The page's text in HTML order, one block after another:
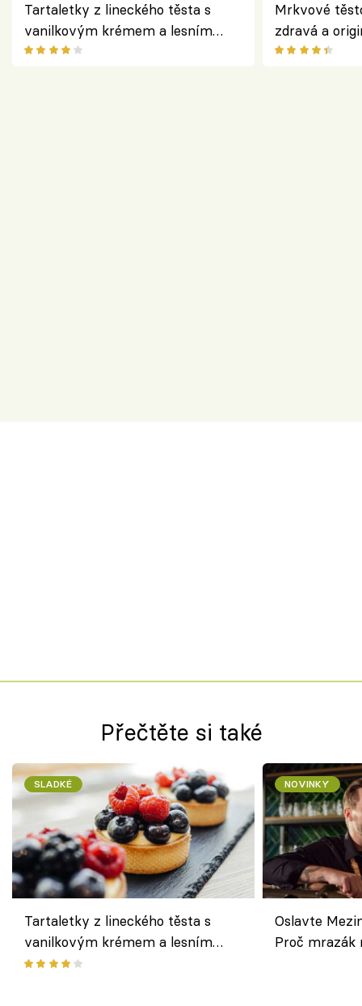
Tartaletky z lineckého těsta s
vanilkovým krémem a lesním
ovocem podle Bread Society
Mrkvové
zdravá a
klasiky
Přečtěte si také
SLADKÉ
Tartaletky z lineckého těsta s
vanilkovým krémem a lesním
ovocem podle Bread Society
NOVINKY
Oslavte
Proč